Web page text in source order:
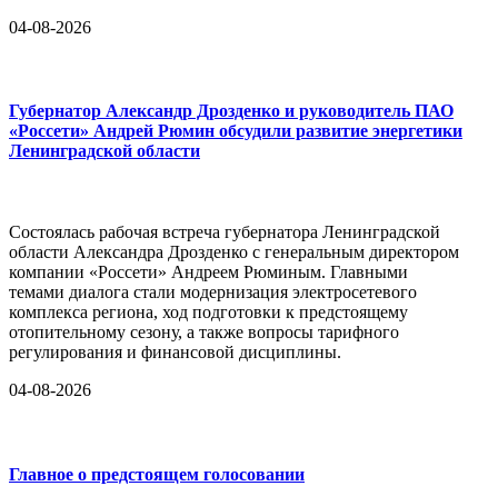
04-08-2026
Губернатор Александр Дрозденко и руководитель ПАО
«Россети» Андрей Рюмин обсудили развитие энергетики
Ленинградской области
Состоялась рабочая встреча губернатора Ленинградской
области Александра Дрозденко с генеральным директором
компании «Россети» Андреем Рюминым. Главными
темами диалога стали модернизация электросетевого
комплекса региона, ход подготовки к предстоящему
отопительному сезону, а также вопросы тарифного
регулирования и финансовой дисциплины.
04-08-2026
Главное о предстоящем голосовании